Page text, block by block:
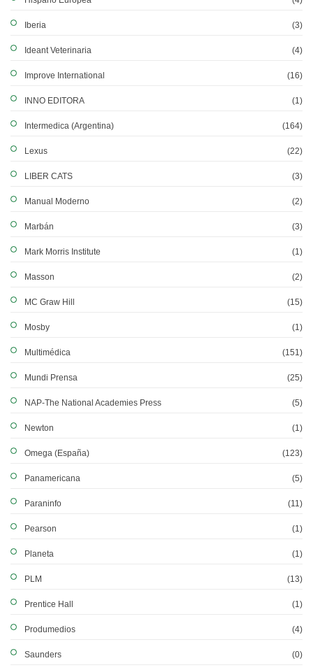
Iberia (3)
Ideant Veterinaria (4)
Improve International (16)
INNO EDITORA (1)
Intermedica (Argentina) (164)
Lexus (22)
LIBER CATS (3)
Manual Moderno (2)
Marbán (3)
Mark Morris Institute (1)
Masson (2)
MC Graw Hill (15)
Mosby (1)
Multimédica (151)
Mundi Prensa (25)
NAP-The National Academies Press (5)
Newton (1)
Omega (España) (123)
Panamericana (5)
Paraninfo (11)
Pearson (1)
Planeta (1)
PLM (13)
Prentice Hall (1)
Produmedios (4)
Saunders (0)